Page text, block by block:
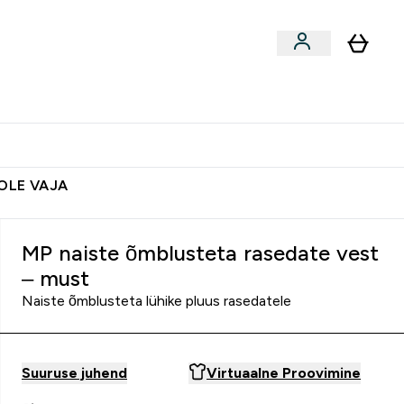
VAJA
MP naiste õmblusteta rasedate vest
– must
Naiste õmblusteta lühike pluus rasedatele
Suuruse juhend Virtuaalne Proovimine